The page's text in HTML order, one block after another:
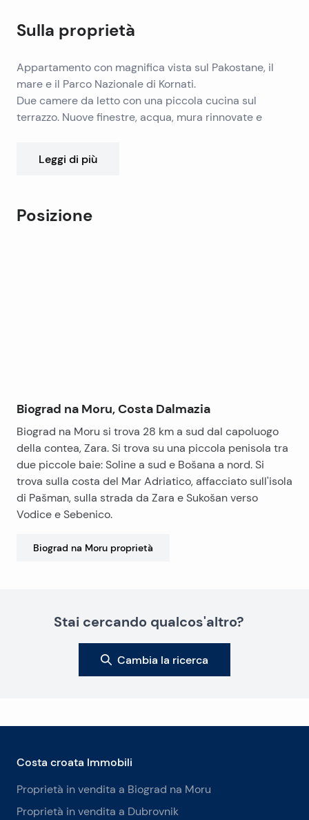
Sulla proprietà
Appartamento con magnifica vista sul Pakostane, il
mare e il Parco Nazionale di Kornati.
Due camere da letto con una piccola cucina sul
terrazzo. Nuove finestre, acqua, mura rinnovate e
Leggi di più
Posizione
Biograd na Moru, Costa Dalmazia
Biograd na Moru si trova 28 km a sud dal capoluogo
della contea, Zara. Si trova su una piccola penisola tra
due piccole baie: Soline a sud e Bošana a nord. Si
trova sulla costa del Mar Adriatico, affacciato sull'isola
di Pašman, sulla strada da Zara e Sukošan verso
Vodice e Sebenico.
Biograd na Moru proprietà
Stai cercando qualcos'altro?
Cambia la ricerca
Costa croata Immobili
Proprietà in vendita a Biograd na Moru
Proprietà in vendita a Dubrovnik